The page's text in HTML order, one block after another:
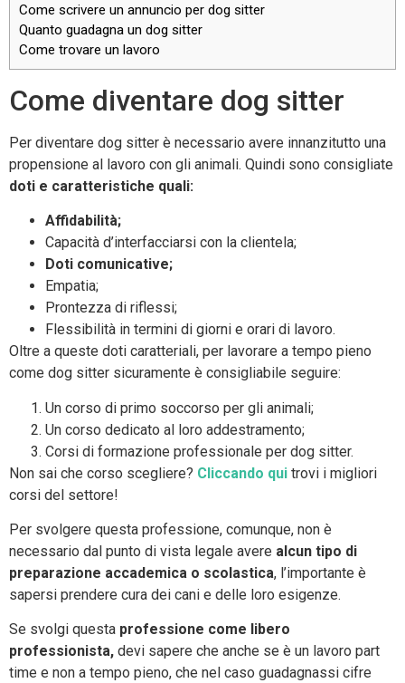
Come scrivere un annuncio per dog sitter
Quanto guadagna un dog sitter
Come trovare un lavoro
Come diventare dog sitter
Per diventare dog sitter è necessario avere innanzitutto una
propensione al lavoro con gli animali. Quindi sono consigliate
doti e caratteristiche quali:
Affidabilità;
Capacità d’interfacciarsi con la clientela;
Doti comunicative;
Empatia;
Prontezza di riflessi;
Flessibilità in termini di giorni e orari di lavoro.
Oltre a queste doti caratteriali, per lavorare a tempo pieno
come dog sitter sicuramente è consigliabile seguire:
Un corso di primo soccorso per gli animali;
Un corso dedicato al loro addestramento;
Corsi di formazione professionale per dog sitter.
Non sai che corso scegliere? Cliccando qui trovi i migliori
corsi del settore!
Per svolgere questa professione, comunque, non è
necessario dal punto di vista legale avere alcun tipo di
preparazione accademica o scolastica, l’importante è
sapersi prendere cura dei cani e delle loro esigenze.
Se svolgi questa professione come libero
professionista, devi sapere che anche se è un lavoro part
time e non a tempo pieno, che nel caso guadagnassi cifre